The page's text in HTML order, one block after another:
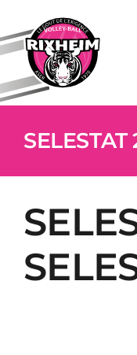
contenu
SELESTAT